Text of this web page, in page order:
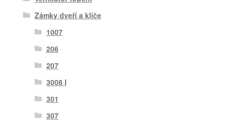
Zámky dveří a klíče
1007
206
207
3008 I
301
307